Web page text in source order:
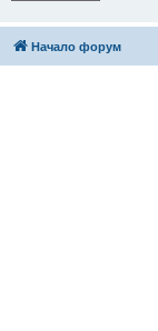
Начало форум